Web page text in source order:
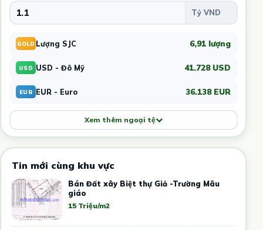
GOLD Lượng SJC 6,91 lượng
USD USD - Đô Mỹ 41.728 USD
EUR EUR - Euro 36.138 EUR
Xem thêm ngoại tệ
Tin mới cùng khu vực
Bán Đất xây Biệt thự Giả -Trường Mãu
giáo
15 Triệu/m2